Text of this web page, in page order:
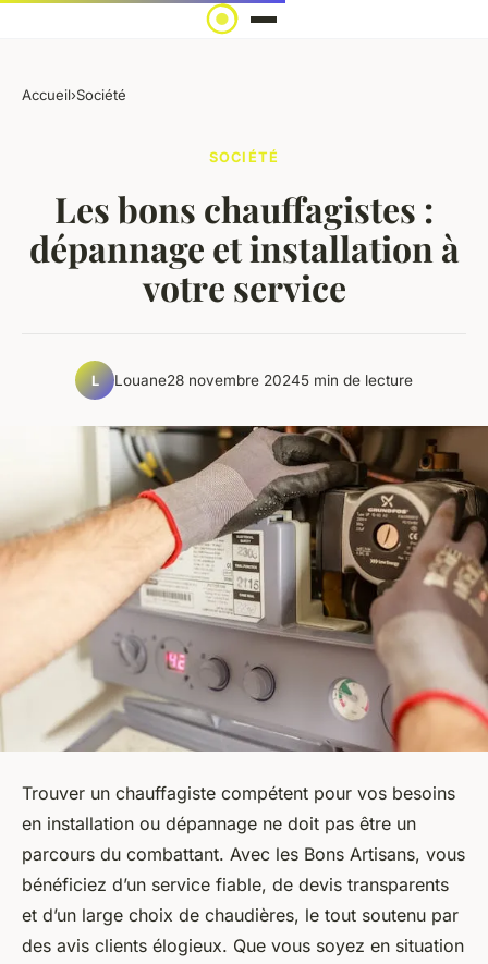
Accueil›Société
SOCIÉTÉ
Les bons chauffagistes :
dépannage et installation à
votre service
L Louane28 novembre 20245 min de lecture
Trouver un chauffagiste compétent pour vos besoins
en installation ou dépannage ne doit pas être un
parcours du combattant. Avec les Bons Artisans, vous
bénéficiez d’un service fiable, de devis transparents
et d’un large choix de chaudières, le tout soutenu par
des avis clients élogieux. Que vous soyez en situation